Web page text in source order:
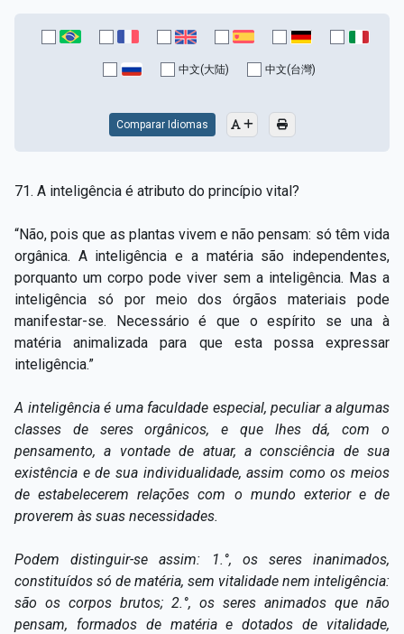
中文(大陆) 中文(台灣)
Comparar Idiomas
71. A inteligência é atributo do princípio vital?
“Não, pois que as plantas vivem e não pensam: só têm vida
orgânica. A inteligência e a matéria são independentes,
porquanto um corpo pode viver sem a inteligência. Mas a
inteligência só por meio dos órgãos materiais pode
manifestar-se. Necessário é que o espírito se una à
matéria animalizada para que esta possa expressar
inteligência.”
A inteligência é uma faculdade especial, peculiar a algumas
classes de seres orgânicos, e que lhes dá, com o
pensamento, a vontade de atuar, a consciência de sua
existência e de sua individualidade, assim como os meios
de estabelecerem relações com o mundo exterior e de
proverem às suas necessidades.
Podem distinguir-se assim: 1.°, os seres inanimados,
constituídos só de matéria, sem vitalidade nem inteligência:
são os corpos brutos; 2.°, os seres animados que não
pensam, formados de matéria e dotados de vitalidade,